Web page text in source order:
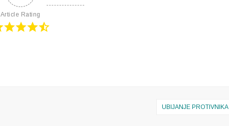
Article Rating
UBIJANJE PROTIVNIKA